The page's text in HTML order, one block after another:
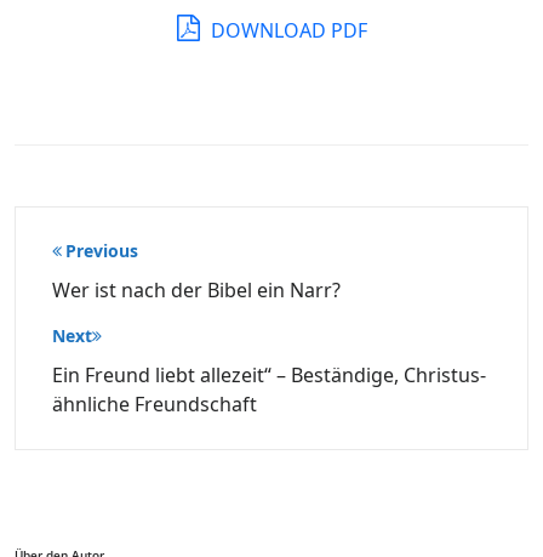
DOWNLOAD PDF
Beitragsnavigation
Previous
Wer ist nach der Bibel ein Narr?
Next
Ein Freund liebt allezeit“ – Beständige, Christus-
ähnliche Freundschaft